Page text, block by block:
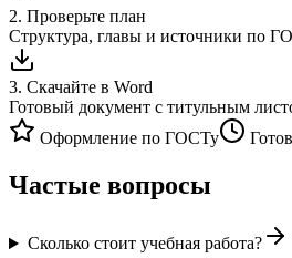
2. Проверьте план
Структура, главы и источники по
3. Скачайте в Word
Готовый документ с титульным
Оформление по ГОСТу
Частые вопросы
Сколько стоит учебная работа?